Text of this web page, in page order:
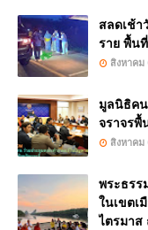
สลดเช้
ราย พื้น
สิงหาคม
มูลนิธิค
จราจรพื้
สิงหาคม
พระธร
ในเขตเ
ไตรมาส